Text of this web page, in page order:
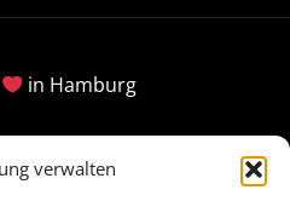
verwalten
in Hamburg